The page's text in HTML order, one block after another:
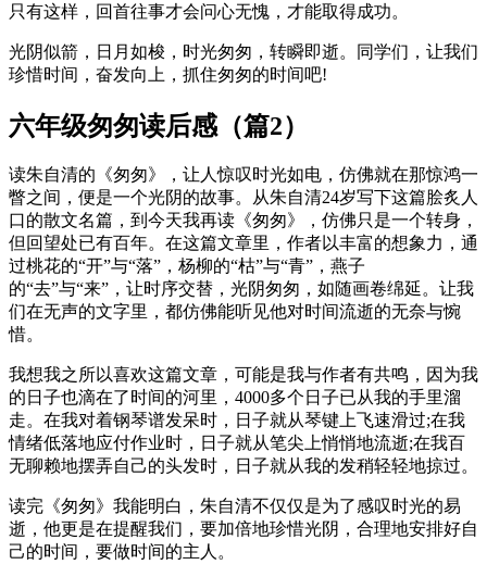
只有这样，回首往事才会问心无愧，才能取得成功。
光阴似箭，日月如梭，时光匆匆，转瞬即逝。同学们，让我们
珍惜时间，奋发向上，抓住匆匆的时间吧!
六年级匆匆读后感（篇2）
读朱自清的《匆匆》，让人惊叹时光如电，仿佛就在那惊鸿一
瞥之间，便是一个光阴的故事。从朱自清24岁写下这篇脍炙人
口的散文名篇，到今天我再读《匆匆》，仿佛只是一个转身，
但回望处已有百年。在这篇文章里，作者以丰富的想象力，通
过桃花的“开”与“落”，杨柳的“枯”与“青”，燕子
的“去”与“来”，让时序交替，光阴匆匆，如随画卷绵延。让我
们在无声的文字里，都仿佛能听见他对时间流逝的无奈与惋
惜。
我想我之所以喜欢这篇文章，可能是我与作者有共鸣，因为我
的日子也滴在了时间的河里，4000多个日子已从我的手里溜
走。在我对着钢琴谱发呆时，日子就从琴键上飞速滑过;在我
情绪低落地应付作业时，日子就从笔尖上悄悄地流逝;在我百
无聊赖地摆弄自己的头发时，日子就从我的发稍轻轻地掠过。
读完《匆匆》我能明白，朱自清不仅仅是为了感叹时光的易
逝，他更是在提醒我们，要加倍地珍惜光阴，合理地安排好自
己的时间，要做时间的主人。